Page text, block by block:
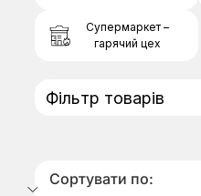
Фільтр товарів
Супермаркет –
гарячий цех
Сортувати по: